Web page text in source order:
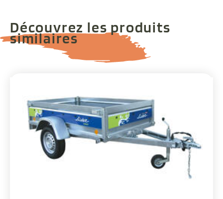
Découvrez les produits
similaires